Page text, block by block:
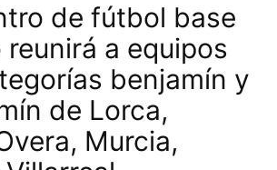
de fútbol base
a equipos
benjamín y
de Lorca,
Murcia,